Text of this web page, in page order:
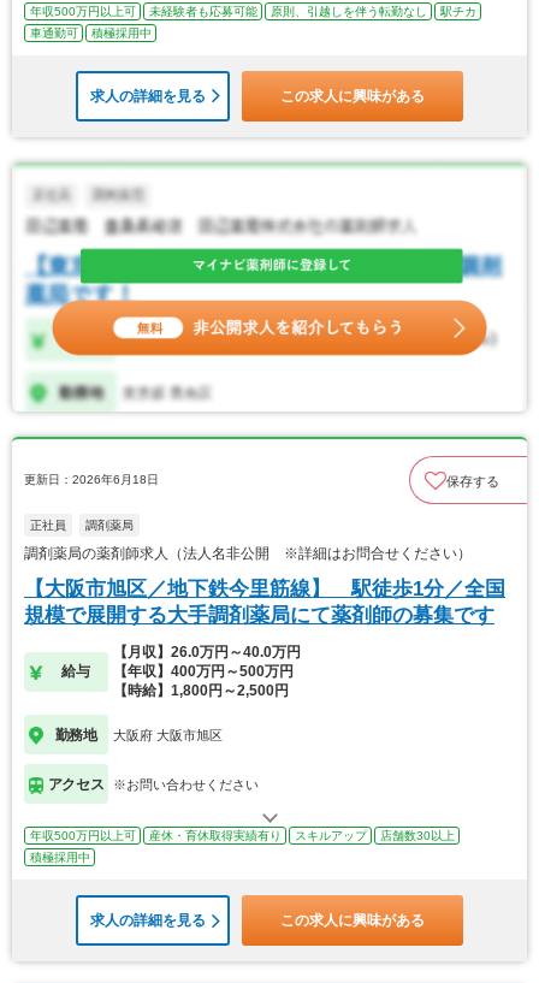
年収500万円以上可 未経験者も応募可能 原則、引越しを伴う転勤なし
駅チカ
車通勤可
積極採用中
求人の詳細を見る この求人に興味がある
更新日：2026年6月18日 保存する
正社員 調剤薬局
調剤薬局の薬剤師求人（法人名非公開 ※詳細はお問合せください）
【大阪市旭区／地下鉄今里筋線】 駅徒歩1分／全国
規模で展開する大手調剤薬局にて薬剤師の募集です
給与
【月収】26.0万円～40.0万円
【年収】400万円～500万円
【時給】1,800円～2,500円
勤務地 大阪府 大阪市旭区
アクセス ※お問い合わせください
年収500万円以上可 産休・育休取得実績有り スキルアップ
店舗数30以上
積極採用中
求人の詳細を見る この求人に興味がある